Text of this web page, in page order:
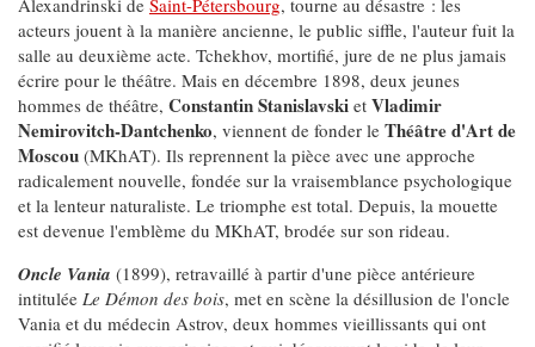
Alexandrinski de Saint-Pétersbourg, tourne au désastre : les
acteurs jouent à la manière ancienne, le public siffle, l'auteur fuit la
salle au deuxième acte. Tchekhov, mortifié, jure de ne plus jamais
écrire pour le théâtre. Mais en décembre 1898, deux jeunes
hommes de théâtre, Constantin Stanislavski et Vladimir
Nemirovitch-Dantchenko, viennent de fonder le Théâtre d'Art de
Moscou (MKhAT). Ils reprennent la pièce avec une approche
radicalement nouvelle, fondée sur la vraisemblance psychologique
et la lenteur naturaliste. Le triomphe est total. Depuis, la mouette
est devenue l'emblème du MKhAT, brodée sur son rideau.
Oncle Vania (1899), retravaillé à partir d'une pièce antérieure
intitulée Le Démon des bois, met en scène la désillusion de l'oncle
Vania et du médecin Astrov, deux hommes vieillissants qui ont